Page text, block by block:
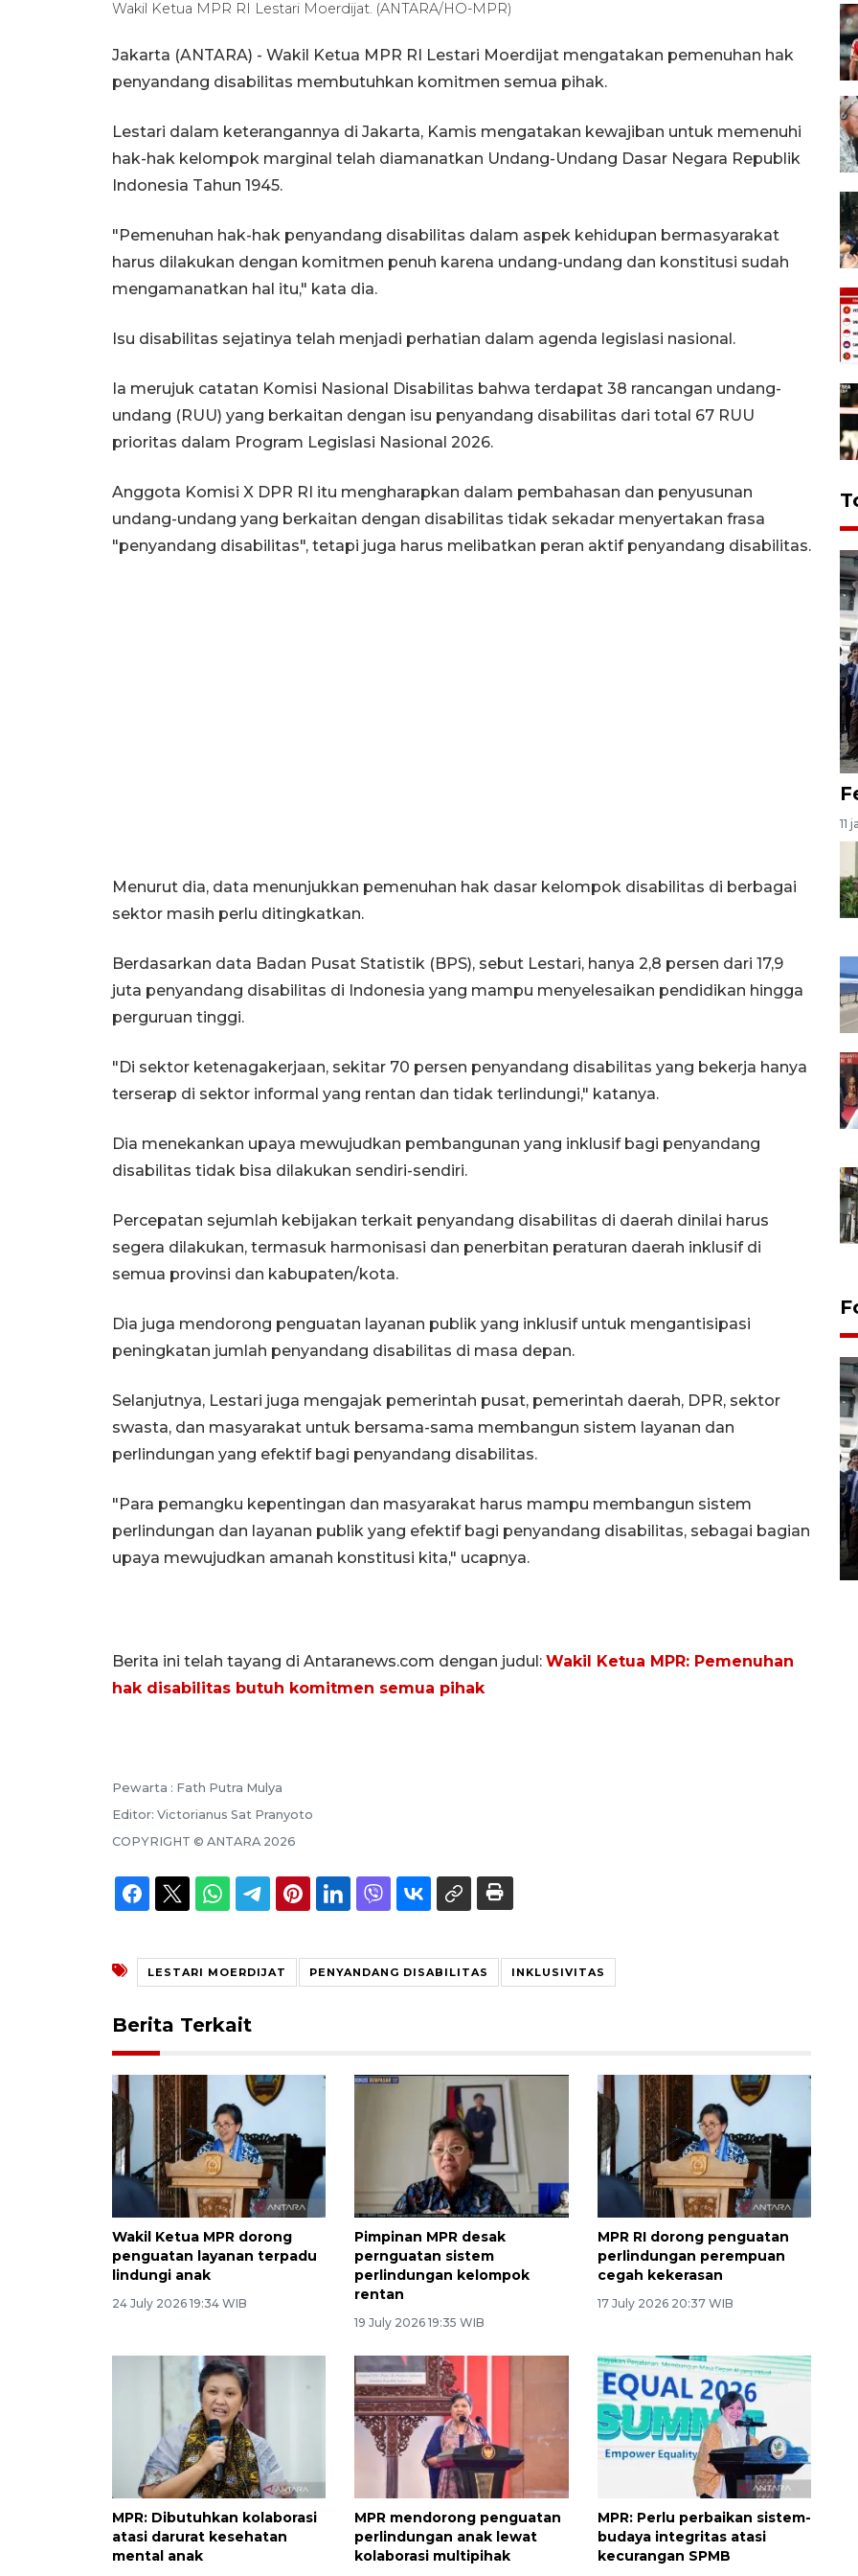
Wakil Ketua MPR RI Lestari Moerdijat. (ANTARA/HO-MPR)
Jakarta (ANTARA) - Wakil Ketua MPR RI Lestari Moerdijat mengatakan pemenuhan hak
penyandang disabilitas membutuhkan komitmen semua pihak.
Lestari dalam keterangannya di Jakarta, Kamis mengatakan kewajiban untuk memenuhi
hak-hak kelompok marginal telah diamanatkan Undang-Undang Dasar Negara Republik
Indonesia Tahun 1945.
"Pemenuhan hak-hak penyandang disabilitas dalam aspek kehidupan bermasyarakat
harus dilakukan dengan komitmen penuh karena undang-undang dan konstitusi sudah
mengamanatkan hal itu," kata dia.
Isu disabilitas sejatinya telah menjadi perhatian dalam agenda legislasi nasional.
Ia merujuk catatan Komisi Nasional Disabilitas bahwa terdapat 38 rancangan undang-
undang (RUU) yang berkaitan dengan isu penyandang disabilitas dari total 67 RUU
prioritas dalam Program Legislasi Nasional 2026.
Anggota Komisi X DPR RI itu mengharapkan dalam pembahasan dan penyusunan
undang-undang yang berkaitan dengan disabilitas tidak sekadar menyertakan frasa
"penyandang disabilitas", tetapi juga harus melibatkan peran aktif penyandang disabilitas.
Menurut dia, data menunjukkan pemenuhan hak dasar kelompok disabilitas di berbagai
sektor masih perlu ditingkatkan.
Berdasarkan data Badan Pusat Statistik (BPS), sebut Lestari, hanya 2,8 persen dari 17,9
juta penyandang disabilitas di Indonesia yang mampu menyelesaikan pendidikan hingga
perguruan tinggi.
"Di sektor ketenagakerjaan, sekitar 70 persen penyandang disabilitas yang bekerja hanya
terserap di sektor informal yang rentan dan tidak terlindungi," katanya.
Dia menekankan upaya mewujudkan pembangunan yang inklusif bagi penyandang
disabilitas tidak bisa dilakukan sendiri-sendiri.
Percepatan sejumlah kebijakan terkait penyandang disabilitas di daerah dinilai harus
segera dilakukan, termasuk harmonisasi dan penerbitan peraturan daerah inklusif di
semua provinsi dan kabupaten/kota.
Dia juga mendorong penguatan layanan publik yang inklusif untuk mengantisipasi
peningkatan jumlah penyandang disabilitas di masa depan.
Selanjutnya, Lestari juga mengajak pemerintah pusat, pemerintah daerah, DPR, sektor
swasta, dan masyarakat untuk bersama-sama membangun sistem layanan dan
perlindungan yang efektif bagi penyandang disabilitas.
"Para pemangku kepentingan dan masyarakat harus mampu membangun sistem
perlindungan dan layanan publik yang efektif bagi penyandang disabilitas, sebagai bagian
upaya mewujudkan amanah konstitusi kita," ucapnya.
Berita ini telah tayang di Antaranews.com dengan judul: Wakil Ketua MPR: Pemenuhan
hak disabilitas butuh komitmen semua pihak
Pewarta : Fath Putra Mulya
Editor: Victorianus Sat Pranyoto
COPYRIGHT © ANTARA 2026
LESTARI MOERDIJAT PENYANDANG DISABILITAS INKLUSIVITAS
Berita Terkait
Wakil Ketua MPR dorong
penguatan layanan terpadu
lindungi anak
24 July 2026 19:34 WIB
Pimpinan MPR desak
pernguatan sistem
perlindungan kelompok
rentan
19 July 2026 19:35 WIB
MPR RI dorong penguatan
perlindungan perempuan
cegah kekerasan
17 July 2026 20:37 WIB
MPR: Dibutuhkan kolaborasi
atasi darurat kesehatan
mental anak
MPR mendorong penguatan
perlindungan anak lewat
kolaborasi multipihak
MPR: Perlu perbaikan sistem-
budaya integritas atasi
kecurangan SPMB
11
perkuat sinergi dengan
ANTARA Biro DIY
03 August 2026 17:24 WIB